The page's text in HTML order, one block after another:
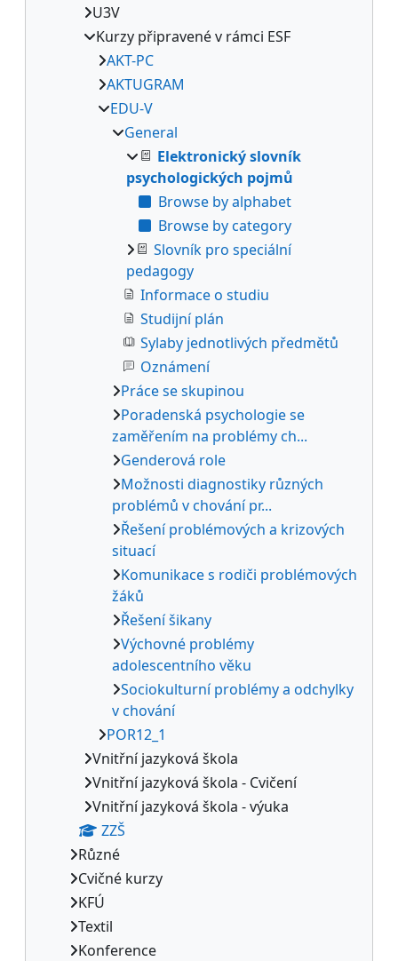
U3V
Kurzy připravené v rámci ESF
AKT-PC
AKTUGRAM
EDU-V
General
Elektronický slovník
psychologických pojmů
Browse by alphabet
Browse by category
Slovník pro speciální
pedagogy
Informace o studiu
Studijní plán
Sylaby jednotlivých předmětů
Oznámení
Práce se skupinou
Poradenská psychologie se
zaměřením na problémy ch...
Genderová role
Možnosti diagnostiky různých
problémů v chování pr...
Řešení problémových a krizových
situací
Komunikace s rodiči problémových
žáků
Řešení šikany
Výchovné problémy
adolescentního věku
Sociokulturní problémy a odchylky
v chování
POR12_1
Vnitřní jazyková škola
Vnitřní jazyková škola - Cvičení
Vnitřní jazyková škola - výuka
ZZŠ
Různé
Cvičné kurzy
KFÚ
Textil
Konference